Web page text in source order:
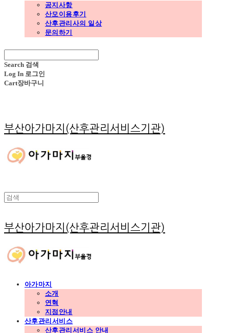
공지사항
산모이용후기
산후관리사의 일상
문의하기
Search 검색
Log In 로그인
Cart장바구니
부산아가마지(산후관리서비스기관)
부산아가마지(산후관리서비스기관)
아가마지
소개
연혁
지점안내
산후관리서비스
산후관리서비스 안내